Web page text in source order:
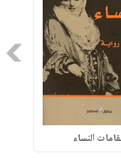
النساء